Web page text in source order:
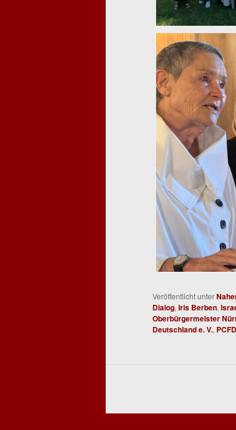
Veröffentlicht unter
Dialog, Iris Berben,
Oberbürgermeister
Deutschland e. V., PCFD